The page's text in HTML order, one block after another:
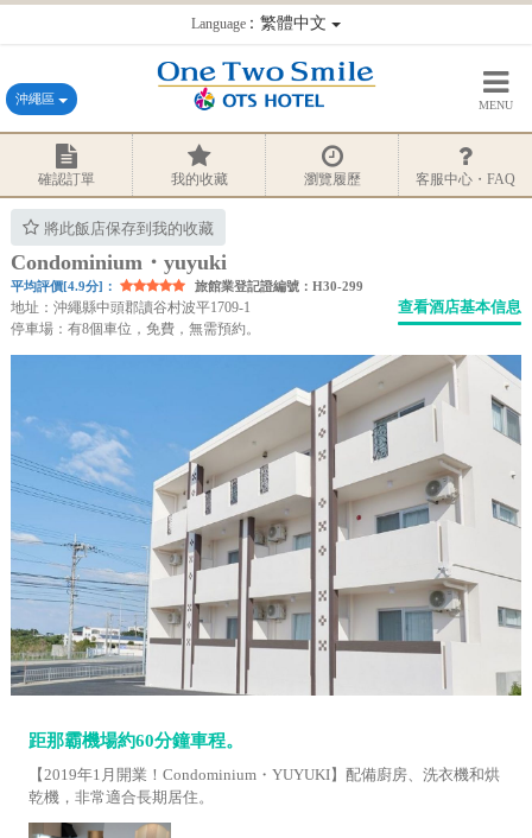
Language：繁體中文
沖繩區 MENU
確認訂單 我的收藏 瀏覽履歷 客服中心・FAQ
將此飯店保存到我的收藏
Condominium・yuyuki
平均評價[4.9分]： 旅館業登記證編號：H30-299
地址：沖繩縣中頭郡讀谷村波平1709-1
停車場：有8個車位，免費，無需預約。
查看酒店基本信息
距那霸機場約60分鐘車程。
【2019年1月開業！Condominium・YUYUKI】配備廚房、洗衣機和烘
乾機，非常適合長期居住。